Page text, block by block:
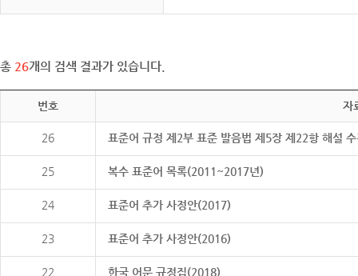
총 26개의 검색 결과가 있습니다.
번호 자
26 표준어 규정 제2부 표준 발음법 제5장 제22항 해설
25 복수 표준어 목록(2011~2017년)
24 표준어 추가 사정안(2017)
23 표준어 추가 사정안(2016)
22 한국 어문 규정집(2018)